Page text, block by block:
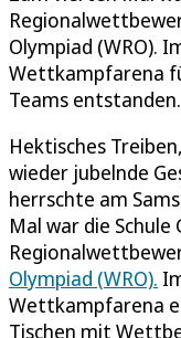
Olympiad (WRO).
Wettkampfarena
Teams entstanden.
Hektisches
wieder jubelnde
herrschte am
Mal war die Schule
Olympiad (WRO).
Wettkampfarena
Tischen mit